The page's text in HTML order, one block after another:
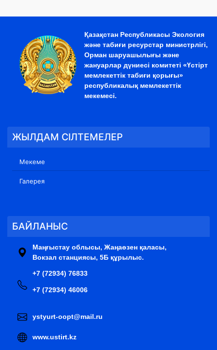
Қазақстан Республикасы Экология
және табиғи ресурстар министрлігі,
Орман шаруашылығы және
жануарлар дүниесі комитеті «Үстірт
мемлекеттік табиғи қорығы»
республикалық мемлекеттік
мекемесі.
ЖЫЛДАМ СІЛТЕМЕЛЕР
Мекеме
Галерея
БАЙЛАНЫС
Маңғыстау облысы, Жаңаөзен қаласы,
Вокзал станциясы, 5Б құрылыс.
+7 (72934) 76833
+7 (72934) 46006
ystyurt-oopt@mail.ru
www.ustirt.kz